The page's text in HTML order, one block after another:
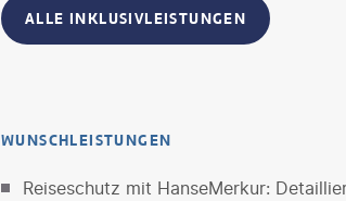
ALLE INKLUSIVLEISTUNGEN
WUNSCHLEISTUNGEN
Reiseschutz mit HanseMerkur: